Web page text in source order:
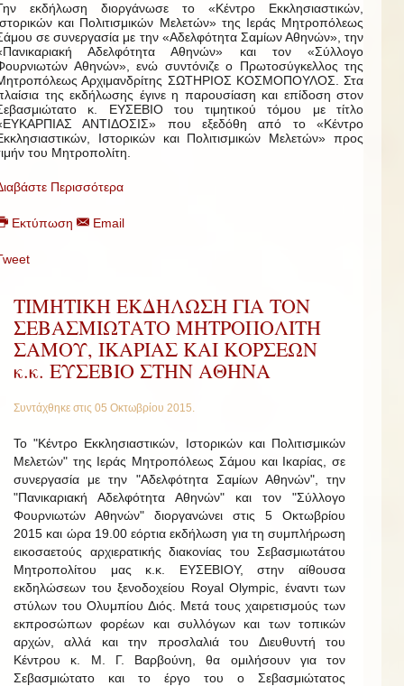
εκδήλωση διοργάνωσε το «Κέντρο Εκκλησιαστικών,
και Πολιτισμικών Μελετών» της Ιεράς Μητροπόλεως
σε συνεργασία με την «Αδελφότητα Σαμίων Αθηνών», την
Αδελφότητα Αθηνών» και τον «Σύλλογο
Αθηνών», ενώ συντόνιζε ο Πρωτοσύγκελλος της
Αρχιμανδρίτης ΣΩΤΗΡΙΟΣ ΚΟΣΜΟΠΟΥΛΟΣ. Στα
της εκδήλωσης έγινε η παρουσίαση και επίδοση στον
κ. ΕΥΣΕΒΙΟ του τιμητικού τόμου με τίτλο
ΑΝΤΙΔΟΣΙΣ» που εξεδόθη από το «Κέντρο
Ιστορικών και Πολιτισμικών Μελετών» προς
του Μητροπολίτη.
Περισσότερα
Εκτύπωση Email
ΤΙΜΗΤΙΚΗ ΕΚΔΗΛΩΣΗ ΓΙΑ ΤΟΝ
ΣΕΒΑΣΜΙΩΤΑΤΟ ΜΗΤΡΟΠΟΛΙΤΗ
ΣΑΜΟΥ, ΙΚΑΡΙΑΣ ΚΑΙ ΚΟΡΣΕΩΝ
κ.κ. ΕΥΣΕΒΙΟ ΣΤΗΝ ΑΘΗΝΑ
Συντάχθηκε στις 05 Οκτωβρίου 2015.
Το "Κέντρο Εκκλησιαστικών, Ιστορικών και Πολιτισμικών
Μελετών" της Ιεράς Μητροπόλεως Σάμου και Ικαρίας, σε
συνεργασία με την "Αδελφότητα Σαμίων Αθηνών", την
"Πανικαριακή Αδελφότητα Αθηνών" και τον "Σύλλογο
Φουρνιωτών Αθηνών" διοργανώνει στις 5 Οκτωβρίου
2015 και ώρα 19.00 εόρτια εκδήλωση για τη συμπλήρωση
εικοσαετούς αρχιερατικής διακονίας του Σεβασμιωτάτου
Μητροπολίτου μας κ.κ. ΕΥΣΕΒΙΟΥ, στην αίθουσα
εκδηλώσεων του ξενοδοχείου Royal Olympic, έναντι των
στύλων του Ολυμπίου Διός. Μετά τους χαιρετισμούς των
εκπροσώπων φορέων και συλλόγων και των τοπικών
αρχών, αλλά και την προσλαλιά του Διευθυντή του
Κέντρου κ. Μ. Γ. Βαρβούνη, θα ομιλήσουν για τον
Σεβασμιώτατο και το έργο του ο Σεβασμιώτατος